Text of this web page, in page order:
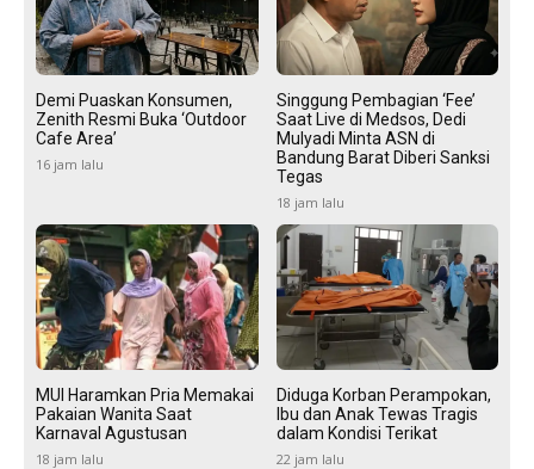
Demi Puaskan Konsumen,
Zenith Resmi Buka ‘Outdoor
Cafe Area’
16 jam lalu
Singgung Pembagian ‘Fee’
Saat Live di Medsos, Dedi
Mulyadi Minta ASN di
Bandung Barat Diberi Sanksi
Tegas
18 jam lalu
MUI Haramkan Pria Memakai
Pakaian Wanita Saat
Karnaval Agustusan
18 jam lalu
Diduga Korban Perampokan,
Ibu dan Anak Tewas Tragis
dalam Kondisi Terikat
22 jam lalu